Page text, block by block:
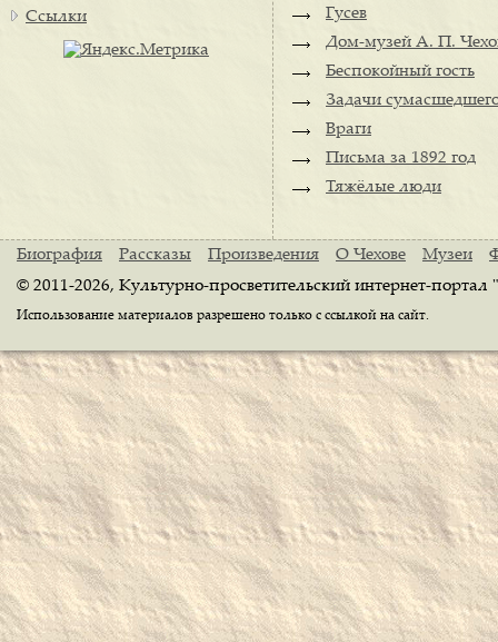
Гусев
Дом-музей А. П.
Беспокойный гость
Задачи
Враги
Письма за 1892 год
Тяжёлые люди
Ссылки
Биография Рассказы Произведения О Чехове Музеи
© 2011-2026, Культурно-просветительский интернет-
Использование материалов разрешено только с ссылкой на сайт.